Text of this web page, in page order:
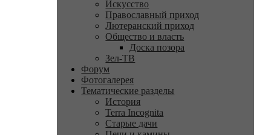
Искусство
Православный приход
Лютеранский приход
Общество и власть
Доска позора
Зел-ТВ
Форум
Фотогалерея
Тематические разделы
История
Terra Incognita
Старые дачи